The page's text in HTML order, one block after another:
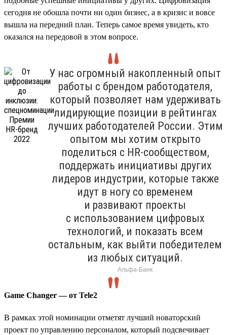
сегодня не обошла почти ни один бизнес, а в кризис и вовсе
вышла на передний план. Теперь самое время увидеть, кто
оказался на передовой в этом вопросе.
У нас огромный накопленный опыт
работы с брендом работодателя,
который позволяет нам удерживать
лидирующие позиции в рейтингах
лучших работодателей России. Этим
опытом мы хотим открыто
поделиться с HR-сообществом,
поддержать инициативы других
лидеров индустрии, которые также
идут в ногу со временем
и развивают проекты
с использованием цифровых
технологий, и показать всем
остальным, как выйти победителем
из любых ситуаций.
Альфа-Банк
Game Changer — от Tele2
В рамках этой номинации отметят лучший новаторский
проект по управлению персоналом, который подсвечивает